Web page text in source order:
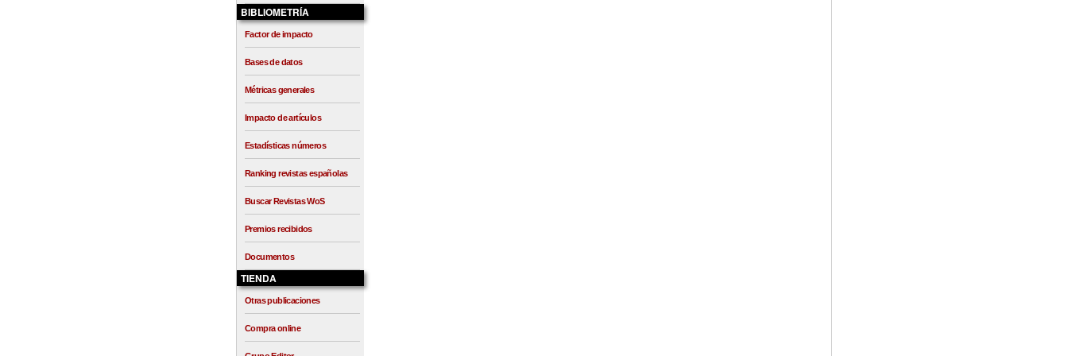
BIBLIOMETRÍA
Factor de impacto
Bases de datos
Métricas generales
Impacto de artículos
Estadísticas números
Ranking revistas españolas
Buscar Revistas WoS
Premios recibidos
Documentos
TIENDA
Otras publicaciones
Compra online